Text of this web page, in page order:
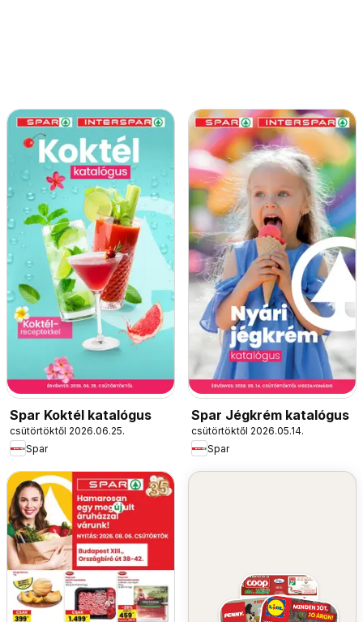
Spar Koktél katalógus
csütörtöktől 2026.06.25.
Spar
Spar Jégkrém katalógus
csütörtöktől 2026.05.14.
Spar